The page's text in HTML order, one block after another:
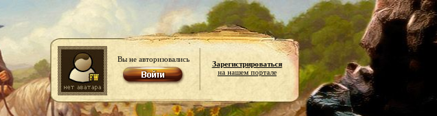
Вы не авторизовались
Зарегистрироваться
на нашем портале